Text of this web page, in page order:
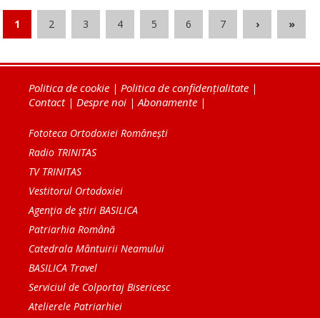
1 2 3 4 5 6 7 › »
Politica de cookie | Politica de confidențialitate |
Contact| Despre noi |Abonamente |
Fototeca Ortodoxiei Românești
Radio TRINITAS
TV TRINITAS
Vestitorul Ortodoxiei
Agenţia de ştiri BASILICA
Patriarhia Română
Catedrala Mântuirii Neamului
BASILICA Travel
Serviciul de Colportaj Bisericesc
Atelierele Patriarhiei